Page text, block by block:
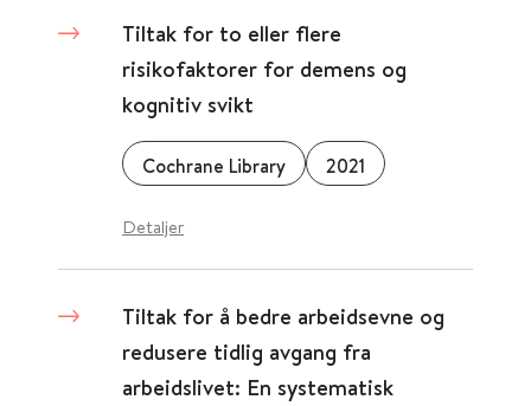
Tiltak for to eller flere
risikofaktorer for demens og
kognitiv svikt
Cochrane Library 2021
Detaljer
Tiltak for å bedre arbeidsevne og
redusere tidlig avgang fra
arbeidslivet: En systematisk